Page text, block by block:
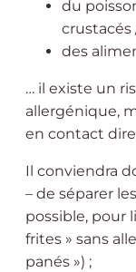
du
crustacés
des
… il existe un
allergénique,
en contact
Il conviendra
– de séparer
possible, pour
frites » sans
panés ») ;